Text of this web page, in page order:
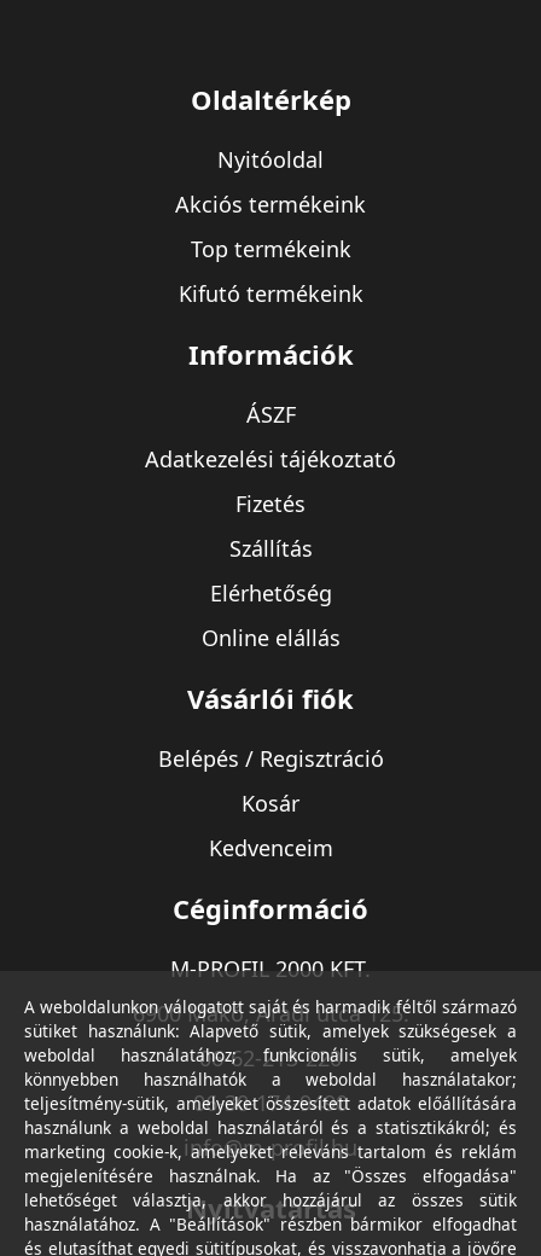
Oldaltérkép
Nyitóoldal
Akciós termékeink
Top termékeink
Kifutó termékeink
Információk
ÁSZF
Adatkezelési tájékoztató
Fizetés
Szállítás
Elérhetőség
Online elállás
Vásárlói fiók
Belépés / Regisztráció
Kosár
Kedvenceim
Céginformáció
M-PROFIL 2000 KFT.
6900 Makó, Aradi utca 125.
06-62-213-220
06-30-174-9490
info@m-profil.hu
Nyitvatartás
A weboldalunkon válogatott saját és harmadik féltől származó
sütiket használunk: Alapvető sütik, amelyek szükségesek a
weboldal használatához; funkcionális sütik, amelyek
könnyebben használhatók a weboldal használatakor;
teljesítmény-sütik, amelyeket összesített adatok előállítására
használunk a weboldal használatáról és a statisztikákról; és
marketing cookie-k, amelyeket releváns tartalom és reklám
megjelenítésére használnak. Ha az "Összes elfogadása"
lehetőséget választja, akkor hozzájárul az összes sütik
használatához. A "Beállítások" részben bármikor elfogadhat
és elutasíthat egyedi sütitípusokat, és visszavonhatja a jövőre